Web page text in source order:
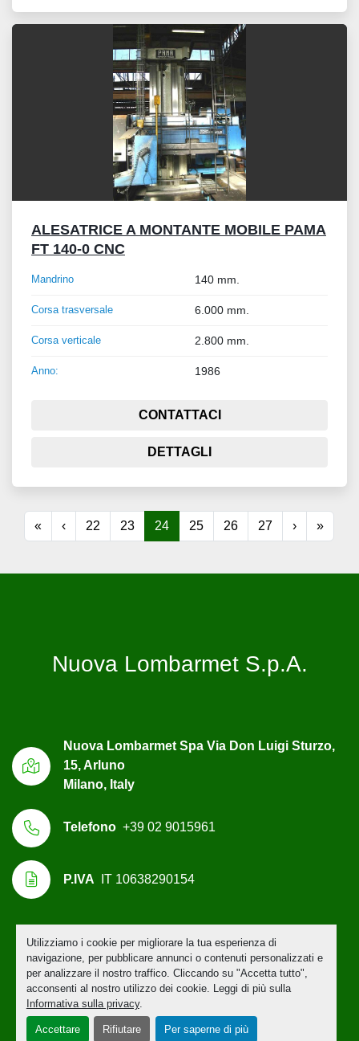
Utilizziamo i cookie per migliorare la tua esperienza di
navigazione, per pubblicare annunci o contenuti personalizzati e
per analizzare il nostro traffico. Cliccando su "Accetta tutto",
acconsenti al nostro utilizzo dei cookie. Leggi di più sulla
Informativa sulla privacy.
Accettare Rifiutare Per saperne di più
ALESATRICE A MONTANTE MOBILE PAMA
FT 140-0 CNC
Mandrino 140 mm.
Corsa trasversale 6.000 mm.
Corsa verticale 2.800 mm.
Anno: 1986
CONTATTACI
DETTAGLI
« ‹ 22 23 24 25 26 27 › »
Nuova Lombarmet S.p.A.
Nuova Lombarmet Spa Via Don Luigi Sturzo,
15, Arluno
Milano, Italy
Telefono +39 02 9015961
P.IVA IT 10638290154
Personalizza le preferenze sui Cookies